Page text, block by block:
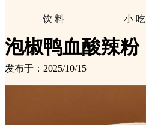
饮 料 小 吃
泡椒鸭血酸辣粉
发布于：2025/10/15